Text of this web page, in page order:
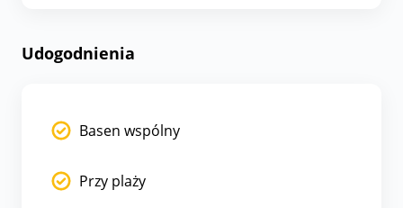
Udogodnienia
Basen wspólny
Przy plaży